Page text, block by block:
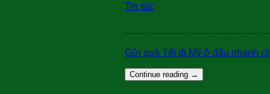
Tin tức
Gửi quà Tết đi Mỹ ở đâu nhanh
Continue reading →